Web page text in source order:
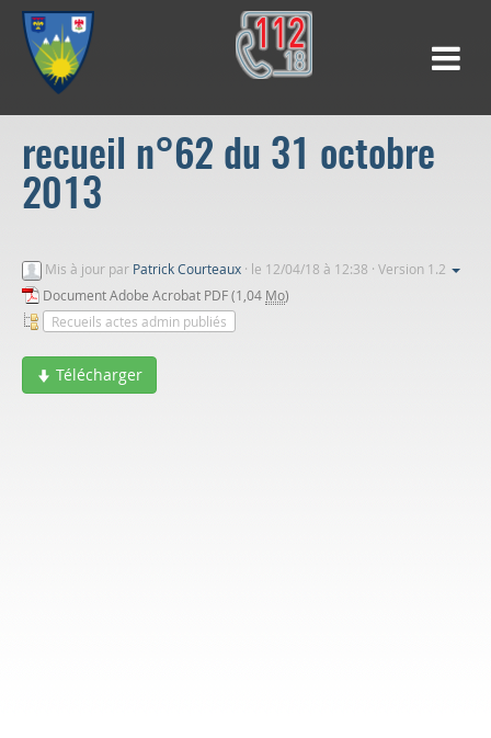
recueil n°62 du 31 octobre
2013
Mis à jour par Patrick Courteaux · le 12/04/18 à 12:38 · Version 1.2
Document Adobe Acrobat PDF (1,04 Mo)
Recueils actes admin publiés
Télécharger